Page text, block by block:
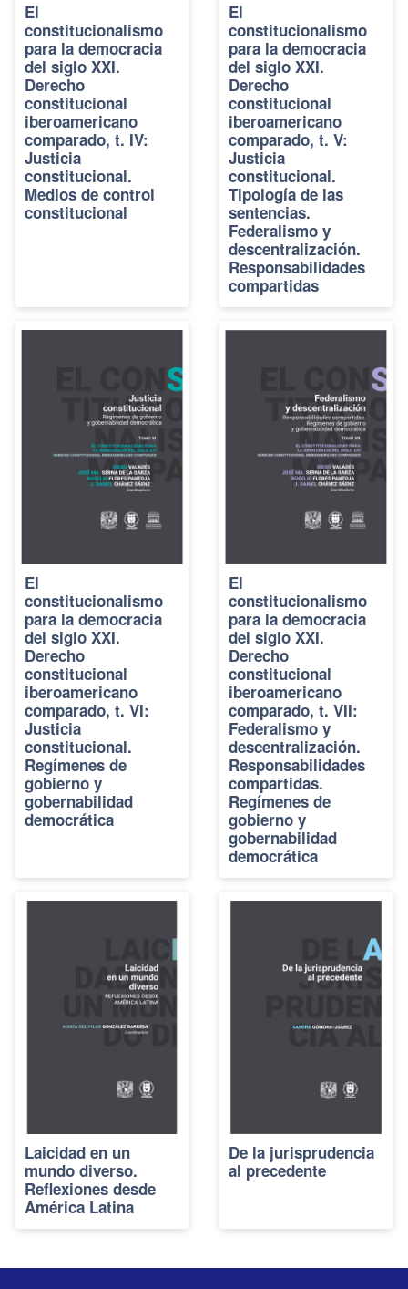
El
constitucionalismo
para la democracia
del siglo XXI.
Derecho
constitucional
iberoamericano
comparado, t. IV:
Justicia
constitucional.
Medios de control
constitucional
El
constitucionalismo
para la democracia
del siglo XXI.
Derecho
constitucional
iberoamericano
comparado, t. V:
Justicia
constitucional.
Tipología de las
sentencias.
Federalismo y
descentralización.
Responsabilidades
compartidas
El
constitucionalismo
para la democracia
del siglo XXI.
Derecho
constitucional
iberoamericano
comparado, t. VI:
Justicia
constitucional.
Regímenes de
gobierno y
gobernabilidad
democrática
El
constitucionalismo
para la democracia
del siglo XXI.
Derecho
constitucional
iberoamericano
comparado, t. VII:
Federalismo y
descentralización.
Responsabilidades
compartidas.
Regímenes de
gobierno y
gobernabilidad
democrática
Laicidad en un
mundo diverso.
Reflexiones desde
América Latina
De la jurisprudencia
al precedente